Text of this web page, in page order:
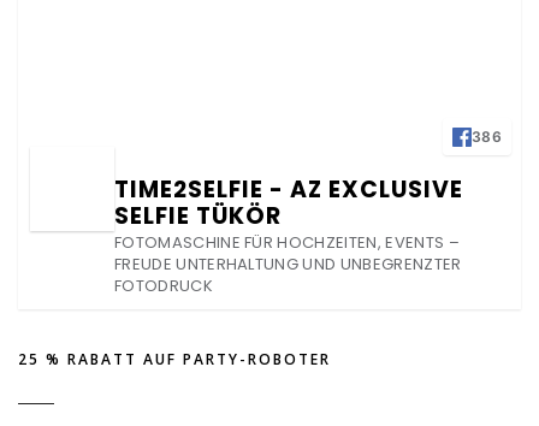
386
TIME2SELFIE - AZ EXCLUSIVE
SELFIE TÜKÖR
FOTOMASCHINE FÜR HOCHZEITEN, EVENTS –
FREUDE UNTERHALTUNG UND UNBEGRENZTER
FOTODRUCK
25 % RABATT AUF PARTY-ROBOTER